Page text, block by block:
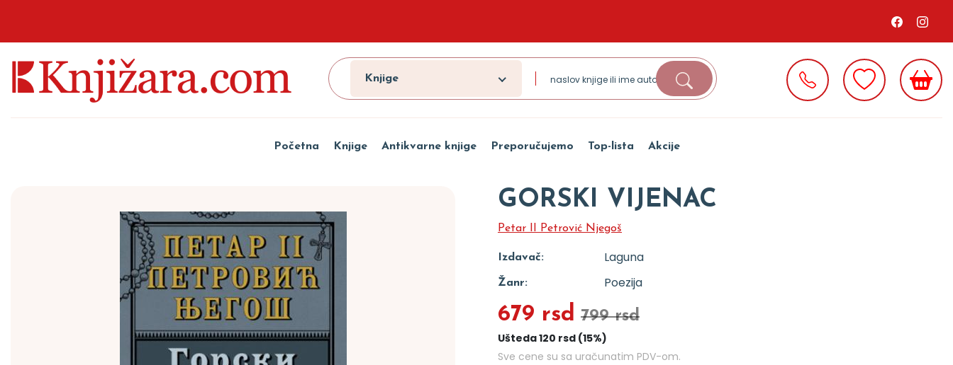
Knjige
Početna Knjige Antikvarne knjige Preporučujemo Top-lista Akcije
GORSKI VIJENAC
Petar II Petrović Njegoš
Izdavač: Laguna
Žanr: Poezija
679 rsd 799 rsd
Ušteda 120 rsd (15%)
Sve cene su sa uračunatim PDV-om.